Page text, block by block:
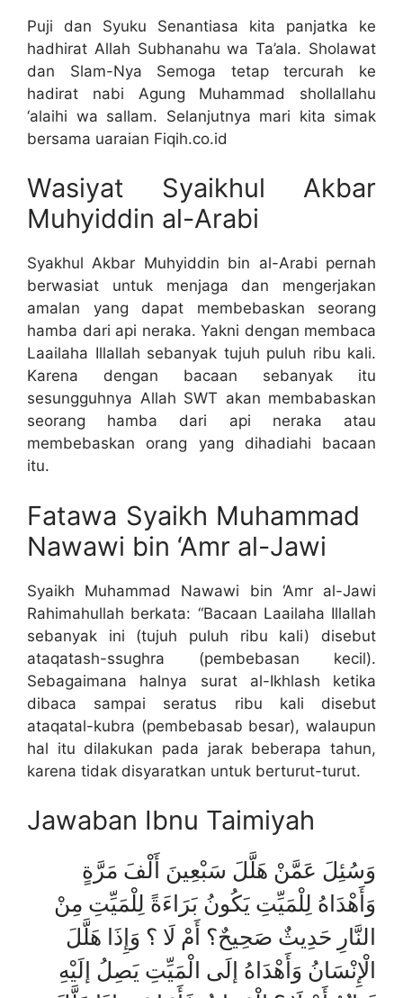
Puji dan Syuku Senantiasa kita panjatka ke
hadhirat Allah Subhanahu wa Ta’ala. Sholawat
dan Slam-Nya Semoga tetap tercurah ke
hadirat nabi Agung Muhammad shollallahu
‘alaihi wa sallam. Selanjutnya mari kita simak
bersama uaraian Fiqih.co.id
Wasiyat Syaikhul Akbar
Muhyiddin al-Arabi
Syakhul Akbar Muhyiddin bin al-Arabi pernah
berwasiat untuk menjaga dan mengerjakan
amalan yang dapat membebaskan seorang
hamba dari api neraka. Yakni dengan membaca
Laailaha Illallah sebanyak tujuh puluh ribu kali.
Karena dengan bacaan sebanyak itu
sesungguhnya Allah SWT akan membabaskan
seorang hamba dari api neraka atau
membebaskan orang yang dihadiahi bacaan
itu.
Fatawa Syaikh Muhammad
Nawawi bin ‘Amr al-Jawi
Syaikh Muhammad Nawawi bin ‘Amr al-Jawi
Rahimahullah berkata: “Bacaan Laailaha Illallah
sebanyak ini (tujuh puluh ribu kali) disebut
ataqatash-ssughra (pembebasan kecil).
Sebagaimana halnya surat al-Ikhlash ketika
dibaca sampai seratus ribu kali disebut
ataqatal-kubra (pembebasab besar), walaupun
hal itu dilakukan pada jarak beberapa tahun,
karena tidak disyaratkan untuk berturut-turut.
Jawaban Ibnu Taimiyah
وَسُئِلَ عَمَّنْ هَلَّلَ سَبْعِينَ أَلْفَ مَرَّةٍ
وَأَهْدَاهُ لِلْمَيِّتِ يَكُونُ بَرَاءَةً لِلْمَيِّتِ مِنْ
النَّارِ حَدِيثٌ صَحِيحٌ؟ أَمْ لَا ؟ وَإِذَا هَلَّلَ
الْإِنْسَانُ وَأَهْدَاهُ إلَى الْمَيِّتِ يَصِلُ إلَيْهِ